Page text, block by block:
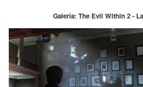
Galería: The Evil Within 2 -